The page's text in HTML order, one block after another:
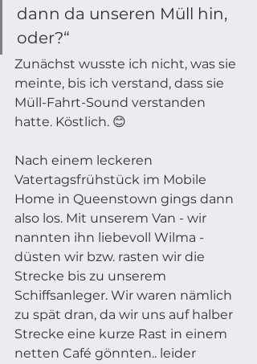
dann da unseren Müll hin,
oder?“
Zunächst wusste ich nicht, was sie
meinte, bis ich verstand, dass sie
Müll-Fahrt-Sound verstanden
hatte. Köstlich. 😊
Nach einem leckeren
Vatertagsfrühstück im Mobile
Home in Queenstown gings dann
also los. Mit unserem Van - wir
nannten ihn liebevoll Wilma -
düsten wir bzw. rasten wir die
Strecke bis zu unserem
Schiffsanleger. Wir waren nämlich
zu spät dran, da wir uns auf halber
Strecke eine kurze Rast in einem
netten Café gönnten.. leider